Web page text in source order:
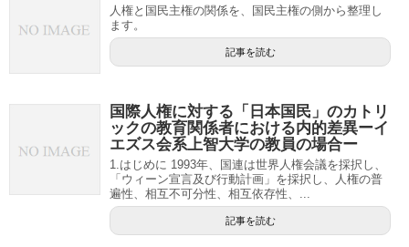
人権と国民主権の関係を、国民主権の側から整理し
ます。
記事を読む
国際人権に対する「日本国民」のカトリ
ックの教育関係者における内的差異ーイ
エズス会系上智大学の教員の場合ー
1.はじめに 1993年、国連は世界人権会議を採択し、
「ウィーン宣言及び行動計画」を採択し、人権の普
遍性、相互不可分性、相互依存性、...
記事を読む